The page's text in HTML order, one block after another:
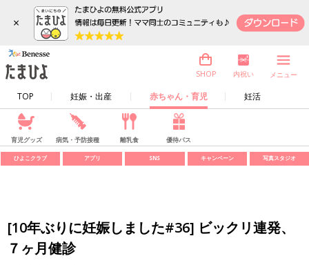
×
TOP 妊娠・出産 赤ちゃん・育児 妊活
SHOP 内祝い メニュー
育児グッズ 病気・予防接種 離乳食 優待パス
ひよこクラブ アプリ SNS キャンペーン 写真スタジオ
[10年ぶりに妊娠しました#36] ビックリ連発、
７ヶ月健診